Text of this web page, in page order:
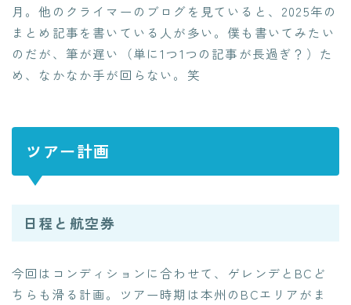
月。他のクライマーのブログを見ていると、2025年の
まとめ記事を書いている人が多い。僕も書いてみたい
のだが、筆が遅い（単に1つ1つの記事が長過ぎ？）た
め、なかなか手が回らない。笑
ツアー計画
日程と航空券
今回はコンディションに合わせて、ゲレンデとBCど
ちらも滑る計画。ツアー時期は本州のBCエリアがま